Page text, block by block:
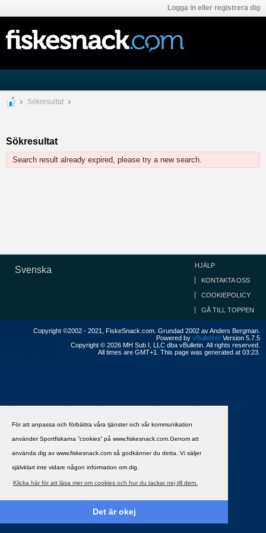
För att anpassa och förbättra våra tjänster och vår kommunikation
använder Sportfiskarna ”cookies” på www.fiskesnack.com.Genom att
använda dig av www.fiskesnack.com så godkänner du detta. Vi säljer
självklart inte vidare någon information om dig.
Klicka här för att läsa mer om cookies och hur du tackar nej till dem.
Det är okej
Logga in eller registrera dig
Sökresultat
Sökresultat
Search result already expired, please try a new search.
Svenska HJÄLP
KONTAKTA OSS
COOKIEPOLICY
GÅ TILL TOPPEN
Copyright ©2002 - 2021, FiskeSnack.com. Grundad 2002 av Anders Bergman.
Powered by vBulletin® Version 5.7.5
Copyright © 2026 MH Sub I, LLC dba vBulletin. All rights reserved.
All times are GMT+1. This page was generated at 03:23.